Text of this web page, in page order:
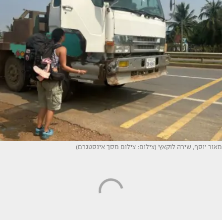
מאור יוסף, שירה לוקאץ' (צילום: צילום מסך אינסטגרם)